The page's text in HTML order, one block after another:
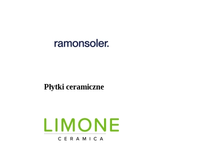
Płytki ceramiczne